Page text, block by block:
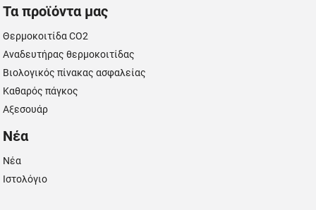
Τα προϊόντα μας
Θερμοκοιτίδα CO2
Αναδευτήρας θερμοκοιτίδας
Βιολογικός πίνακας ασφαλείας
Καθαρός πάγκος
Αξεσουάρ
Νέα
Νέα
Ιστολόγιο